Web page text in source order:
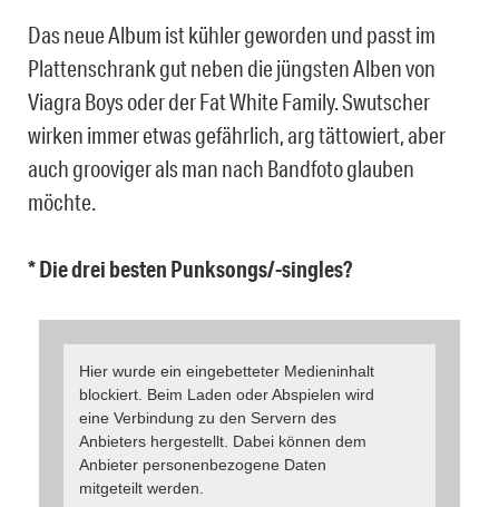
Das neue Album ist kühler geworden und passt im
Plattenschrank gut neben die jüngsten Alben von
Viagra Boys oder der Fat White Family. Swutscher
wirken immer etwas gefährlich, arg tättowiert, aber
auch grooviger als man nach Bandfoto glauben
möchte.
* Die drei besten Punksongs/-singles?
Hier wurde ein eingebetteter Medieninhalt
blockiert. Beim Laden oder Abspielen wird
eine Verbindung zu den Servern des
Anbieters hergestellt. Dabei können dem
Anbieter personenbezogene Daten
mitgeteilt werden.